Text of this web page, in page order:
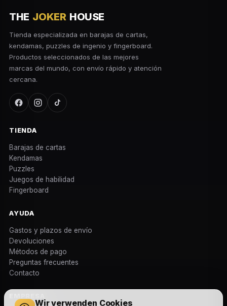
Wir verwenden Cookies
THE JOKER HOUSE
Tienda especializada en barajas de cartas,
kendamas, puzzles de ingenio y fingerboard.
Productos seleccionados de las mejores
marcas del mundo, con envío rápido y atención
cercana.
TIENDA
Barajas de cartas
Kendamas
Puzzles
Juegos de habilidad
Fingerboard
AYUDA
Gastos y plazos de envío
Devoluciones
Métodos de pago
Preguntas frecuentes
Contacto